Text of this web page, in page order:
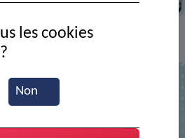
Economie >Entreprises et
Non
les cookies